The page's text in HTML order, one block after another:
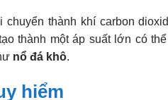
thành khí carbon
thành một áp suất lớn có
nổ đá khô.
hiểm